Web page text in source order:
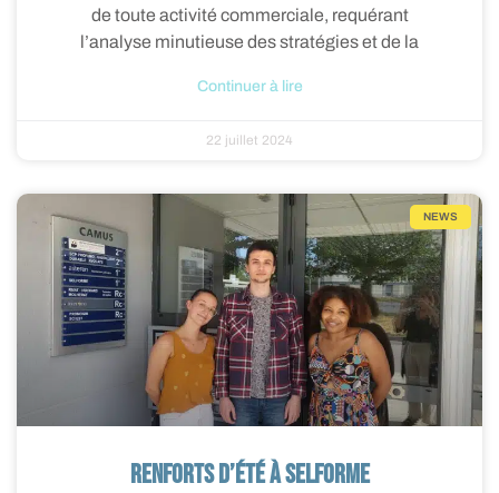
de toute activité commerciale, requérant
l’analyse minutieuse des stratégies et de la
Continuer à lire
22 juillet 2024
NEWS
Renforts d’été à SELFORME